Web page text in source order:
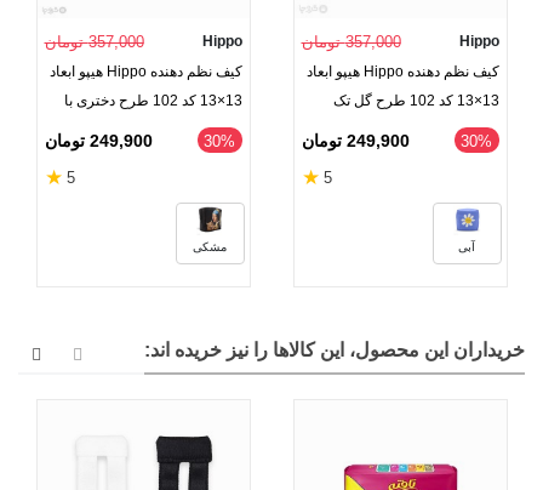
Hippo 357,000 تومان
کیف نظم دهنده Hippo هیپو ابعاد
13×13 کد 102 طرح گل تک
بابونه
‎30% 249,900 تومان
5
★
آبی
Hippo 357,000 تومان
کیف نظم دهنده Hippo هیپو ابعاد
13×13 کد 102 طرح دختری با
گوشواره مروارید
‎30% 249,900 تومان
5
★
مشکی
خریداران این محصول، این کالاها را نیز خریده اند: